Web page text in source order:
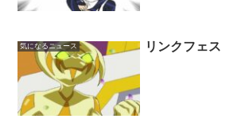
気になるニュース リンクフェス